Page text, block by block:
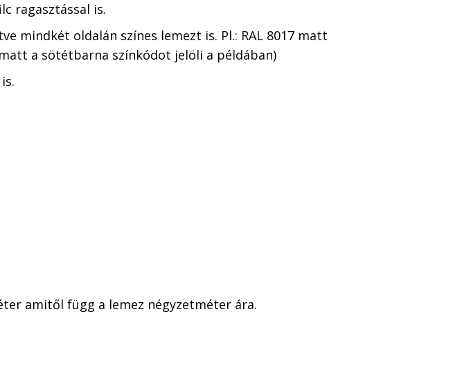
ragasztással is.
mindkét oldalán színes lemezt is. Pl.: RAL 8017 matt
a sötétbarna színkódot jelöli a példában)
amitől függ a lemez négyzetméter ára.